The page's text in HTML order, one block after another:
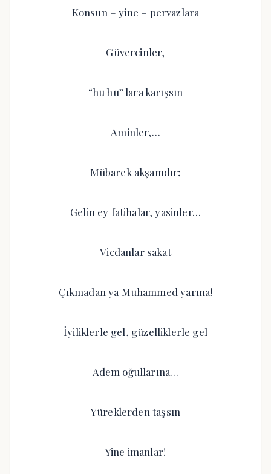
Konsun – yine – pervazlara
Güvercinler,
“hu hu” lara karışsın
Aminler,…
Mübarek akşamdır;
Gelin ey fatihalar, yasinler…
Vicdanlar sakat
Çıkmadan ya Muhammed yarına!
İyiliklerle gel, güzelliklerle gel
Adem oğullarına…
Yüreklerden taşsın
Yine imanlar!